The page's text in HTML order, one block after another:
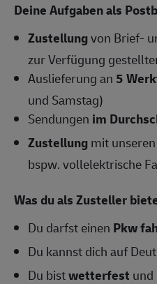
Deine Aufgaben als
Zustellungvon Brief-
zur Verfügung
Auslieferung an5
und Samstag)
Sendungen im
Zustellungmit
bspw. vollelektrische
Was du als Zusteller
Du darfst einen Pkw
Du kannst dich auf
Du bistwetterfest und